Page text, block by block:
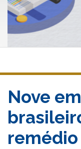
Nove